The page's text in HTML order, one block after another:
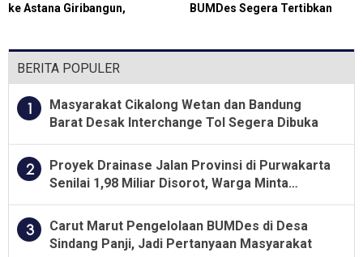
ke Astana Giribangun,
BUMDes Segera Tertibkan
BERITA POPULER
1
Masyarakat Cikalong Wetan dan Bandung
Barat Desak Interchange Tol Segera Dibuka
2
Proyek Drainase Jalan Provinsi di Purwakarta
Senilai 1,98 Miliar Disorot, Warga Minta
3
Carut Marut Pengelolaan BUMDes di Desa
Sindang Panji, Jadi Pertanyaan Masyarakat